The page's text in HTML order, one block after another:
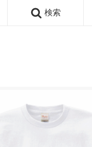
検索